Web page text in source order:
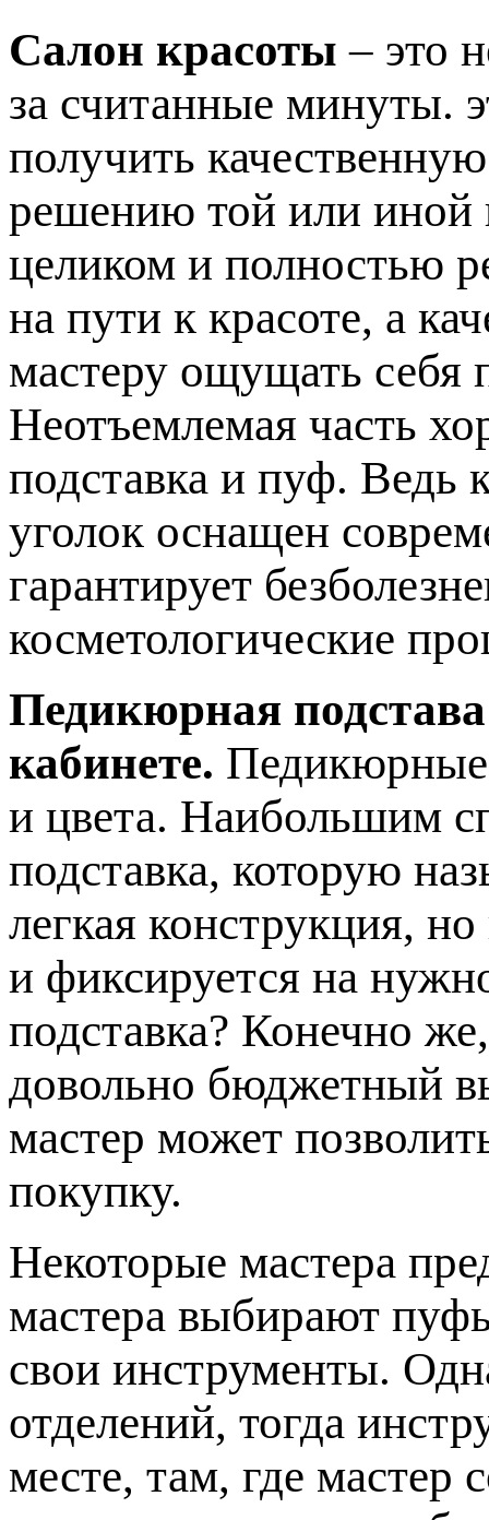
Салон красоты – это
за считанные минуты.
получить
решению той или иной
целиком и полностью
на пути к красоте, а
мастеру ощущать себя
Неотъемлемая часть
подставка и пуф. Ведь
уголок оснащен
гарантирует
косметологические
Педикюрная подстава
кабинете. Педикюрные
и цвета. Наибольшим
подставка, которую
легкая конструкция,
и фиксируется на
подставка? Конечно
довольно бюджетный
мастер может
покупку.
Некоторые мастера
мастера выбирают
свои инструменты.
отделений, тогда
месте, там, где